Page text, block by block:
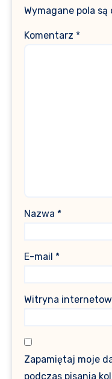
Wymagane pola
Komentarz *
Nazwa *
E-mail *
Witryna
Zapamiętaj moje
podczas pisania